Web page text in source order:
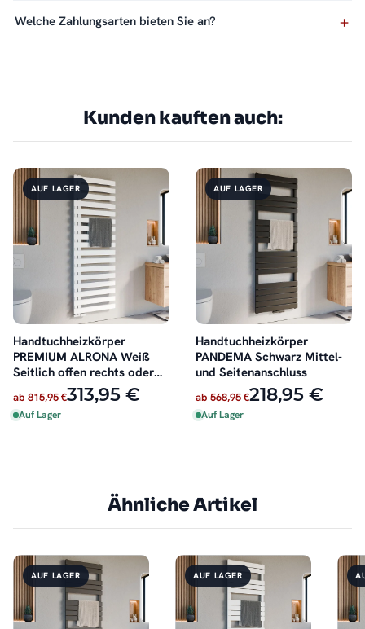
Welche Zahlungsarten bieten Sie an?
Kunden kauften auch:
AUF LAGER
Handtuchheizkörper
PREMIUM ALRONA Weiß
Seitlich offen rechts oder
ab 815,95 €313,95 €
Auf Lager
AUF LAGER
Handtuchheizkörper
PANDEMA Schwarz Mittel-
und Seitenanschluss
ab 568,95 €218,95 €
Auf Lager
Ähnliche Artikel
AUF LAGER AUF LAGER